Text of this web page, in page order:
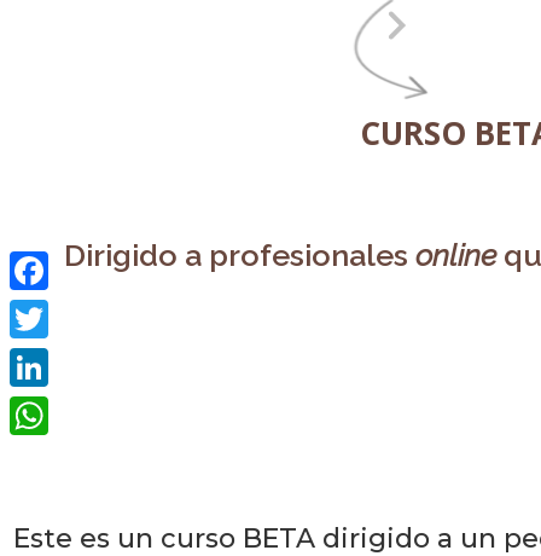
CURSO
Dirigido a profesionales online
Este es un curso BETA dirigido a un
Facebook
Twitter
LinkedIn